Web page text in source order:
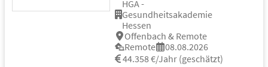
HGA -
Gesundheitsakademie
Hessen
Offenbach & Remote
Remote
08.08.2026
44.358 €/Jahr (geschätzt)